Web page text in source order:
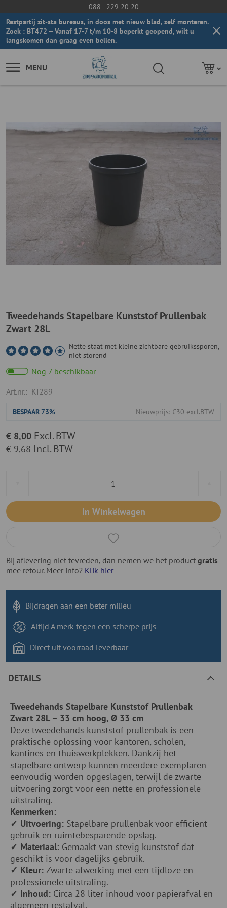
088 - 229 20 20
Restpartij zit-sta bureaus, in doos met nieuw blad, zelf monteren.
Zoek : BT472 -- Vanaf 17-7 t/m 10-8 beperkt geopend, wilt u
langskomen dan graag even bellen.
MENU
Tweedehands Stapelbare Kunststof Prullenbak
Zwart 28L
Nette staat met kleine zichtbare gebruikssporen,
niet storend
Nog 7 beschikbaar
Art.nr.: KI289
BESPAAR 73% Nieuwprijs: €30 excl.BTW
€ 9,68 Incl. BTW
€ 8,00 Excl. BTW
In Winkelwagen
Bij aflevering niet tevreden, dan nemen we het product gratis
mee retour. Meer info? Klik hier
Bijdragen aan een beter milieu
Altijd A merk tegen een scherpe prijs
Direct uit voorraad leverbaar
DETAILS
Tweedehands Stapelbare Kunststof Prullenbak
Zwart 28L – 33 cm hoog, Ø 33 cm
Deze tweedehands kunststof prullenbak is een
praktische oplossing voor kantoren, scholen,
kantines en thuiswerkplekken. Dankzij het
stapelbare ontwerp kunnen meerdere exemplaren
eenvoudig worden opgeslagen, terwijl de zwarte
uitvoering zorgt voor een nette en professionele
uitstraling.
Kenmerken:
✓ Uitvoering: Stapelbare prullenbak voor efficiënt
gebruik en ruimtebesparende opslag.
✓ Materiaal: Gemaakt van stevig kunststof dat
geschikt is voor dagelijks gebruik.
✓ Kleur: Zwarte afwerking met een tijdloze en
professionele uitstraling.
✓ Inhoud: Circa 28 liter inhoud voor papierafval en
algemeen restafval.